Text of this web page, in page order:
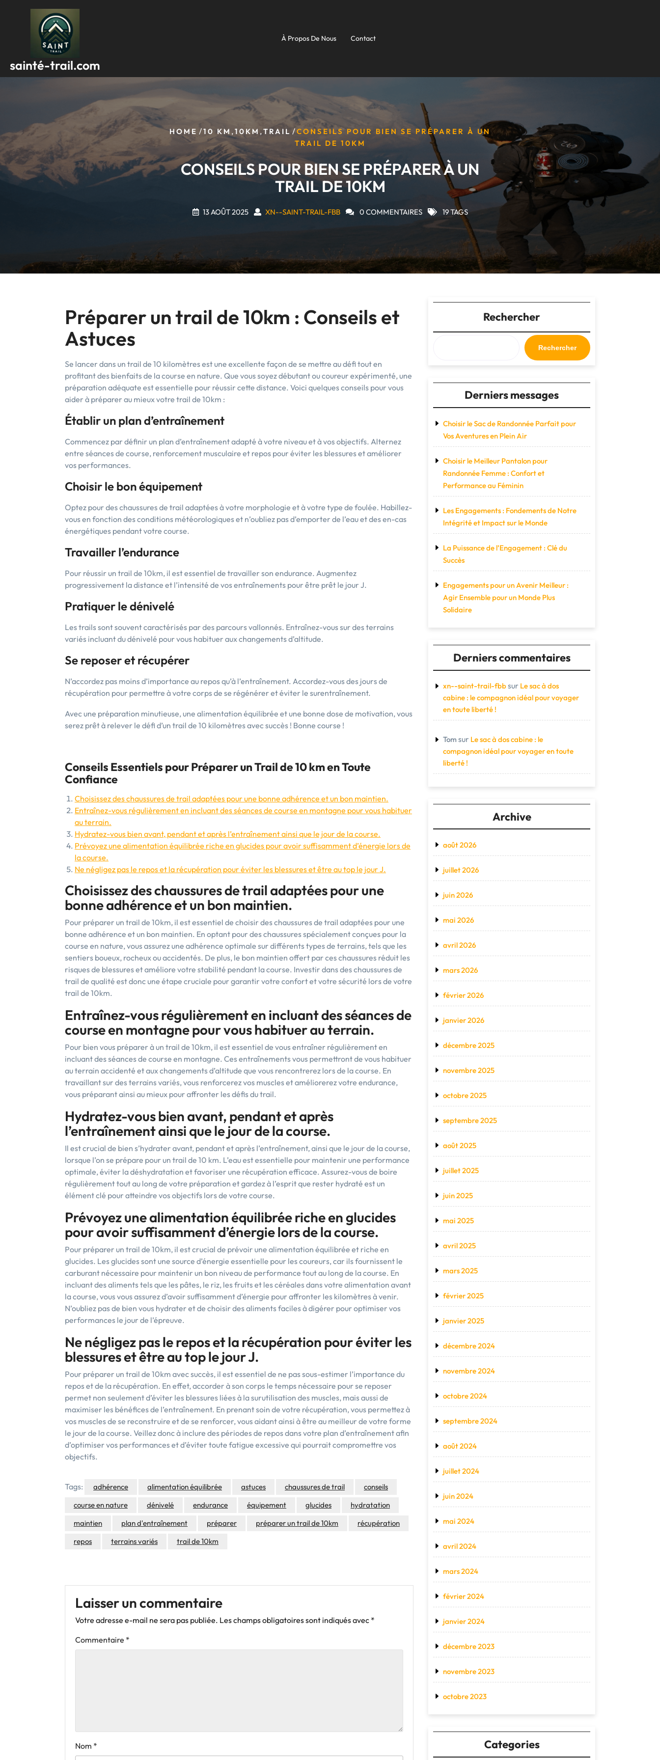
sainté-trail.com
À Propos De Nous Contact
HOME /10 KM ,10KM ,TRAIL /CONSEILS POUR BIEN SE PRÉPARER À UN
TRAIL DE 10KM
CONSEILS POUR BIEN SE PRÉPARER À UN
TRAIL DE 10KM
13 AOÛT 2025 XN--SAINT-TRAIL-FBB 0 COMMENTAIRES 19 TAGS
Préparer un trail de 10km : Conseils et
Astuces
Se lancer dans un trail de 10 kilomètres est une excellente façon de se mettre au défi tout en
profitant des bienfaits de la course en nature. Que vous soyez débutant ou coureur expérimenté, une
préparation adéquate est essentielle pour réussir cette distance. Voici quelques conseils pour vous
aider à préparer au mieux votre trail de 10km :
Établir un plan d’entraînement
Commencez par définir un plan d’entraînement adapté à votre niveau et à vos objectifs. Alternez
entre séances de course, renforcement musculaire et repos pour éviter les blessures et améliorer
vos performances.
Choisir le bon équipement
Optez pour des chaussures de trail adaptées à votre morphologie et à votre type de foulée. Habillez-
vous en fonction des conditions météorologiques et n’oubliez pas d’emporter de l’eau et des en-cas
énergétiques pendant votre course.
Travailler l’endurance
Pour réussir un trail de 10km, il est essentiel de travailler son endurance. Augmentez
progressivement la distance et l’intensité de vos entraînements pour être prêt le jour J.
Pratiquer le dénivelé
Les trails sont souvent caractérisés par des parcours vallonnés. Entraînez-vous sur des terrains
variés incluant du dénivelé pour vous habituer aux changements d’altitude.
Se reposer et récupérer
N’accordez pas moins d’importance au repos qu’à l’entraînement. Accordez-vous des jours de
récupération pour permettre à votre corps de se régénérer et éviter le surentraînement.
Avec une préparation minutieuse, une alimentation équilibrée et une bonne dose de motivation, vous
serez prêt à relever le défi d’un trail de 10 kilomètres avec succès ! Bonne course !
Conseils Essentiels pour Préparer un Trail de 10 km en Toute
Confiance
Choisissez des chaussures de trail adaptées pour une bonne adhérence et un bon maintien.
Entraînez-vous régulièrement en incluant des séances de course en montagne pour vous habituer
au terrain.
Hydratez-vous bien avant, pendant et après l’entraînement ainsi que le jour de la course.
Prévoyez une alimentation équilibrée riche en glucides pour avoir suffisamment d’énergie lors de
la course.
Ne négligez pas le repos et la récupération pour éviter les blessures et être au top le jour J.
Choisissez des chaussures de trail adaptées pour une
bonne adhérence et un bon maintien.
Pour préparer un trail de 10km, il est essentiel de choisir des chaussures de trail adaptées pour une
bonne adhérence et un bon maintien. En optant pour des chaussures spécialement conçues pour la
course en nature, vous assurez une adhérence optimale sur différents types de terrains, tels que les
sentiers boueux, rocheux ou accidentés. De plus, le bon maintien offert par ces chaussures réduit les
risques de blessures et améliore votre stabilité pendant la course. Investir dans des chaussures de
trail de qualité est donc une étape cruciale pour garantir votre confort et votre sécurité lors de votre
trail de 10km.
Entraînez-vous régulièrement en incluant des séances de
course en montagne pour vous habituer au terrain.
Pour bien vous préparer à un trail de 10km, il est essentiel de vous entraîner régulièrement en
incluant des séances de course en montagne. Ces entraînements vous permettront de vous habituer
au terrain accidenté et aux changements d’altitude que vous rencontrerez lors de la course. En
travaillant sur des terrains variés, vous renforcerez vos muscles et améliorerez votre endurance,
vous préparant ainsi au mieux pour affronter les défis du trail.
Hydratez-vous bien avant, pendant et après
l’entraînement ainsi que le jour de la course.
Il est crucial de bien s’hydrater avant, pendant et après l’entraînement, ainsi que le jour de la course,
lorsque l’on se prépare pour un trail de 10 km. L’eau est essentielle pour maintenir une performance
optimale, éviter la déshydratation et favoriser une récupération efficace. Assurez-vous de boire
régulièrement tout au long de votre préparation et gardez à l’esprit que rester hydraté est un
élément clé pour atteindre vos objectifs lors de votre course.
Prévoyez une alimentation équilibrée riche en glucides
pour avoir suffisamment d’énergie lors de la course.
Pour préparer un trail de 10km, il est crucial de prévoir une alimentation équilibrée et riche en
glucides. Les glucides sont une source d’énergie essentielle pour les coureurs, car ils fournissent le
carburant nécessaire pour maintenir un bon niveau de performance tout au long de la course. En
incluant des aliments tels que les pâtes, le riz, les fruits et les céréales dans votre alimentation avant
la course, vous vous assurez d’avoir suffisamment d’énergie pour affronter les kilomètres à venir.
N’oubliez pas de bien vous hydrater et de choisir des aliments faciles à digérer pour optimiser vos
performances le jour de l’épreuve.
Ne négligez pas le repos et la récupération pour éviter les
blessures et être au top le jour J.
Pour préparer un trail de 10km avec succès, il est essentiel de ne pas sous-estimer l’importance du
repos et de la récupération. En effet, accorder à son corps le temps nécessaire pour se reposer
permet non seulement d’éviter les blessures liées à la surutilisation des muscles, mais aussi de
maximiser les bénéfices de l’entraînement. En prenant soin de votre récupération, vous permettez à
vos muscles de se reconstruire et de se renforcer, vous aidant ainsi à être au meilleur de votre forme
le jour de la course. Veillez donc à inclure des périodes de repos dans votre plan d’entraînement afin
d’optimiser vos performances et d’éviter toute fatigue excessive qui pourrait compromettre vos
objectifs.
Tags: adhérence alimentation équilibrée astuces chaussures de trail
conseils
course en nature
dénivelé endurance équipement glucides
hydratation
maintien
plan d'entraînement préparer préparer un trail de 10km
récupération
repos
terrains variés trail de 10km
Laisser un commentaire
Votre adresse e-mail ne sera pas publiée. Les champs obligatoires sont indiqués avec *
Commentaire *
Nom *
Rechercher
Rechercher
Derniers messages
Choisir le Sac de Randonnée Parfait pour
Vos Aventures en Plein Air
Choisir le Meilleur Pantalon pour
Randonnée Femme : Confort et
Performance au Féminin
Les Engagements : Fondements de Notre
Intégrité et Impact sur le Monde
La Puissance de l’Engagement : Clé du
Succès
Engagements pour un Avenir Meilleur :
Agir Ensemble pour un Monde Plus
Solidaire
Derniers commentaires
xn--saint-trail-fbbsur Le sac à dos
cabine : le compagnon idéal pour voyager
en toute liberté !
Tom sur Le sac à dos cabine : le
compagnon idéal pour voyager en toute
liberté !
Archive
août 2026
juillet 2026
juin 2026
mai 2026
avril 2026
mars 2026
février 2026
janvier 2026
décembre 2025
novembre 2025
octobre 2025
septembre 2025
août 2025
juillet 2025
juin 2025
mai 2025
avril 2025
mars 2025
février 2025
janvier 2025
décembre 2024
novembre 2024
octobre 2024
septembre 2024
août 2024
juillet 2024
juin 2024
mai 2024
avril 2024
mars 2024
février 2024
janvier 2024
décembre 2023
novembre 2023
octobre 2023
Categories